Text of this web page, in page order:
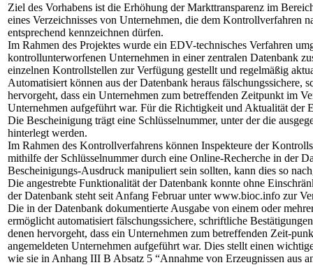
Ziel des Vorhabens ist die Erhöhung der Markttransparenz im
eines Verzeichnisses von Unternehmen, die dem Kontrollverfahren
entsprechend kennzeichnen dürfen.
Im Rahmen des Projektes wurde ein EDV-technisches Verfahren
kontrollunterworfenen Unternehmen in einer zentralen Datenbank
einzelnen Kontrollstellen zur Verfügung gestellt und regelmäßig
Automatisiert können aus der Datenbank heraus fälschungssichere,
hervorgeht, dass ein Unternehmen zum betreffenden Zeitpunkt im
Unternehmen aufgeführt war. Für die Richtigkeit und Aktualität
Die Bescheinigung trägt eine Schlüsselnummer, unter der die
hinterlegt werden.
Im Rahmen des Kontrollverfahrens können Inspekteure der
mithilfe der Schlüsselnummer durch eine Online-Recherche in der
Bescheinigungs-Ausdruck manipuliert sein sollten, kann dies so
Die angestrebte Funktionalität der Datenbank konnte ohne
der Datenbank steht seit Anfang Februar unter www.bioc.info zur
Die in der Datenbank dokumentierte Ausgabe von einem oder
ermöglicht automatisiert fälschungssichere, schriftliche
denen hervorgeht, dass ein Unternehmen zum betreffenden Zeit-
angemeldeten Unternehmen aufgeführt war. Dies stellt einen
wie sie in Anhang III B Absatz 5 “Annahme von Erzeugnissen aus